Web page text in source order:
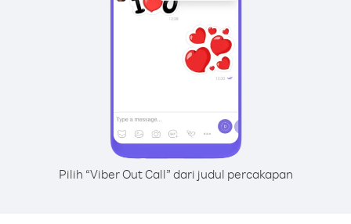
Pilih “Viber Out Call” dari judul percakapan